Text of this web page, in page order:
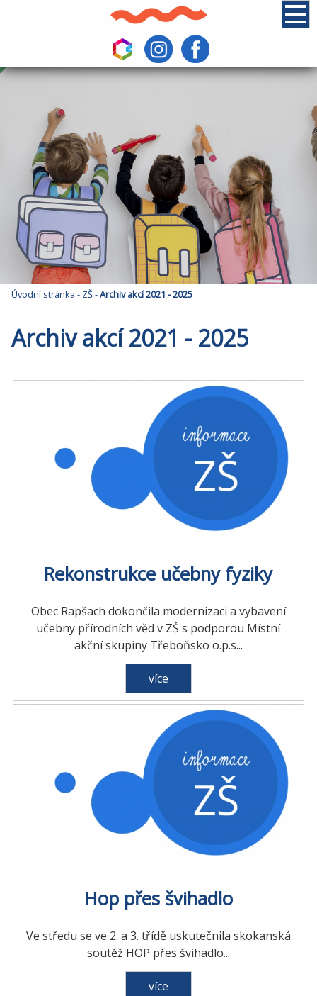
Úvodní stránka - ZŠ-Archiv akcí 2021 - 2025
Archiv akcí 2021 - 2025
Rekonstrukce učebny fyziky
Obec Rapšach dokončila modernizaci a vybavení
učebny přírodních věd v ZŠ s podporou Místní
akční skupiny Třeboňsko o.p.s...
více
Hop přes švihadlo
Ve středu se ve 2. a 3. třídě uskutečnila skokanská
soutěž HOP přes švihadlo...
více